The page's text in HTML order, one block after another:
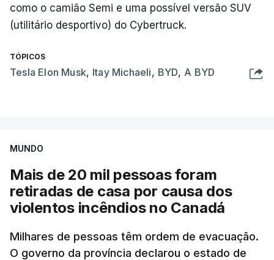
como o camião Semi e uma possível versão SUV
(utilitário desportivo) do Cybertruck.
TÓPICOS
Tesla Elon Musk, Itay Michaeli, BYD, A BYD
MUNDO
Mais de 20 mil pessoas foram
retiradas de casa por causa dos
violentos incêndios no Canadá
Milhares de pessoas têm ordem de evacuação.
O governo da província declarou o estado de